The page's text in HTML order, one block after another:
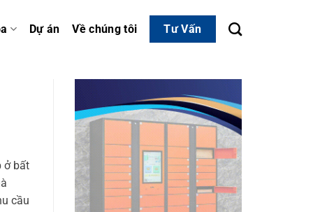
Dự án Về chúng tôi Tư Vấn
ở bất
cầu